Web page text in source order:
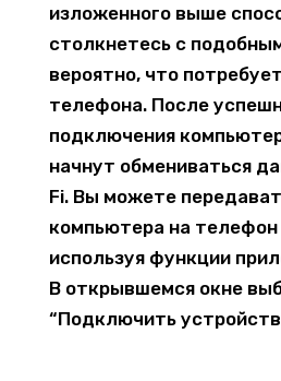
изложенного выше
столкнетесь с
вероятно, что
телефона. После
подключения
начнут обмениваться
Fi. Вы можете
компьютера на телефон
используя функции
В открывшемся окне
“Подключить